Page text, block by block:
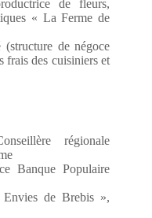
de fleurs,
« La Ferme de
de négoce
frais des cuisiniers et
régionale
Banque Populaire
de Brebis »,